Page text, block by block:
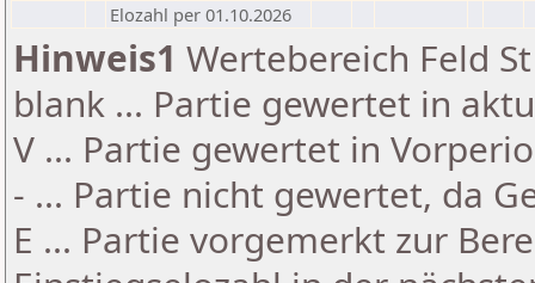
Elozahl per 01.10.2026
Hinweis1 Wertebereich Feld
blank ... Partie gewertet in
V ... Partie gewertet in
- ... Partie nicht gewertet, da
E ... Partie vorgemerkt zur